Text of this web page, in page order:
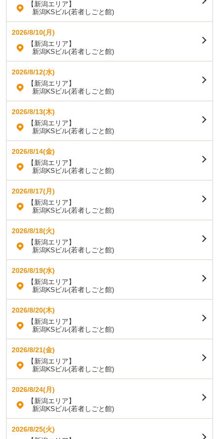
【新潟エリア】
新潟KSビル(若者しごと館)
2026/8/10(月)
【新潟エリア】
新潟KSビル(若者しごと館)
2026/8/12(水)
【新潟エリア】
新潟KSビル(若者しごと館)
2026/8/13(木)
【新潟エリア】
新潟KSビル(若者しごと館)
2026/8/14(金)
【新潟エリア】
新潟KSビル(若者しごと館)
2026/8/17(月)
【新潟エリア】
新潟KSビル(若者しごと館)
2026/8/18(火)
【新潟エリア】
新潟KSビル(若者しごと館)
2026/8/19(水)
【新潟エリア】
新潟KSビル(若者しごと館)
2026/8/20(木)
【新潟エリア】
新潟KSビル(若者しごと館)
2026/8/21(金)
【新潟エリア】
新潟KSビル(若者しごと館)
2026/8/24(月)
【新潟エリア】
新潟KSビル(若者しごと館)
2026/8/25(火)